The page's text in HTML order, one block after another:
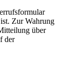
Zur Wahrung
über
der